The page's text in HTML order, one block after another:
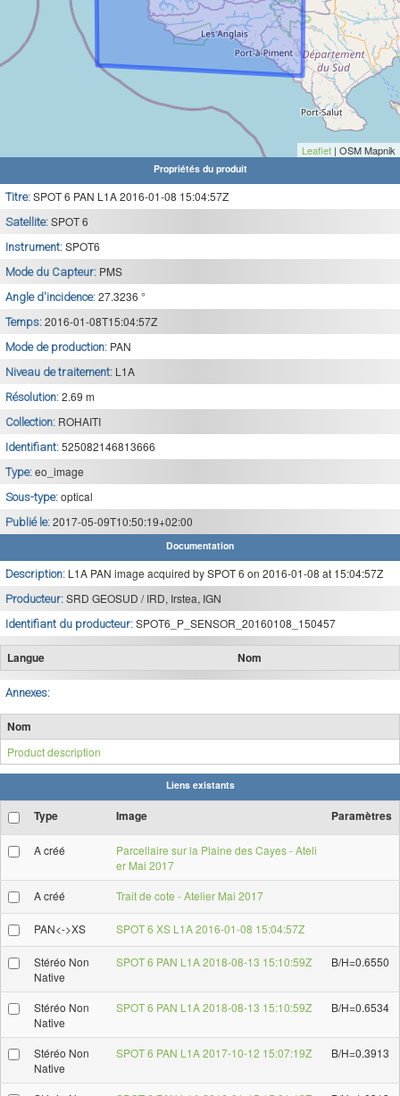
Leaflet | OSM Mapnik
Propriétés du produit
Titre: SPOT 6 PAN L1A 2016-01-08 15:04:57Z
Satellite: SPOT 6
Instrument: SPOT6
Mode du Capteur: PMS
Angle d'incidence: 27.3236 °
Temps: 2016-01-08T15:04:57Z
Mode de production: PAN
Niveau de traitement: L1A
Résolution: 2.69 m
Collection: ROHAITI
Identifiant: 525082146813666
Type: eo_image
Sous-type: optical
Publié le: 2017-05-09T10:50:19+02:00
Documentation
Description: L1A PAN image acquired by SPOT 6 on 2016-01-08 at 15:04:57Z
Producteur: SRD GEOSUD / IRD, Irstea, IGN
Identifiant du producteur: SPOT6_P_SENSOR_20160108_150457
Langue Nom
Annexes:
Nom
Product description
Liens existants
Type Image Paramètres
A créé
Parcellaire sur la Plaine des Cayes - Ateli
er Mai 2017
A créé
Trait de cote - Atelier Mai 2017
PAN<->XS SPOT 6 XS L1A 2016-01-08 15:04:57Z
Stéréo Non
Native
SPOT 6 PAN L1A 2018-08-13 15:10:59Z B/H=0.6550
Stéréo Non
Native
SPOT 6 PAN L1A 2018-08-13 15:10:59Z B/H=0.6534
Stéréo Non
Native
SPOT 6 PAN L1A 2017-10-12 15:07:19Z B/H=0.3913